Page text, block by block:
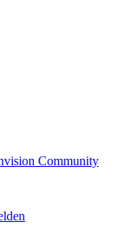
Community